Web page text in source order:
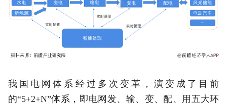
我国电网体系经过多次变革，演变成了目前
的“5+2+N”体系，即电网发、输、变、配、用五大环